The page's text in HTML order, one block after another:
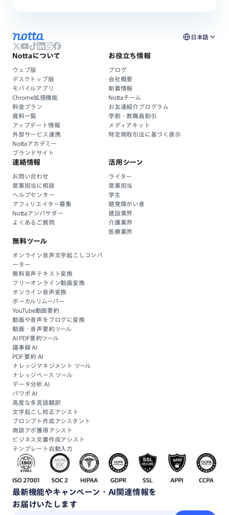
日本語
Nottaについて
ウェブ版
デスクトップ版
モバイルアプリ
Chrome拡張機能
料金プラン
資料一覧
アップデート情報
外部サービス連携
Nottaアカデミー
ブランドサイト
お役立ち情報
ブログ
会社概要
新着情報
Nottaチーム
お友達紹介プログラム
学割・教職員割引
メディアキット
特定商取引法に基づく表示
連絡情報
お問い合わせ
営業担当に相談
ヘルプセンター
アフィリエイター募集
Nottaアンバサダー
よくあるご質問
活用シーン
ライター
営業担当
学生
聴覚障がい者
建設業界
介護業界
医療業界
無料ツール
オンライン音声文字起こしコンバ
ーター
無料音声テキスト変換
フリーオンライン動画変換
オンライン音声変換
ボーカルリムーバー
YouTube動画要約
動画や音声をブログに変換
動画・音声要約ツール
AI PDF要約ツール
議事録 AI
PDF 要約 AI
ナレッジマネジメント ツール
ナレッジベース ツール
データ分析 AI
パワポ AI
高度な多言語翻訳
文字起こし校正アシスト
プロンプト作成アシスタント
商談アポ獲得アシスト
ビジネス文書作成アシスト
テンプレート自動入力
最新機能やキャンペーン・ AI関連情報を
お届けいたします